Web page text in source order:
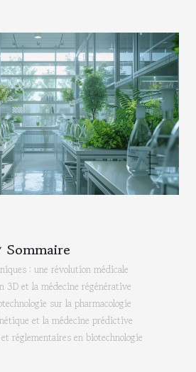
Sommaire
: une révolution médicale
3D et la médecine régénérative
sur la pharmacologie
et la médecine prédictive
réglementaires en biotechnologie